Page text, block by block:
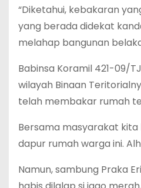
“Diketahui, kebakaran
yang berada didekat
melahap bangunan
Babinsa Koramil 421-09/
wilayah Binaan
telah membakar rumah
Bersama masyarakat
dapur rumah warga ini.
Namun, sambung Praka